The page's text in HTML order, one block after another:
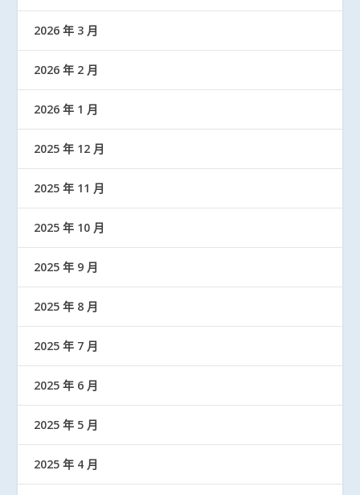
2026 年 3 月
2026 年 2 月
2026 年 1 月
2025 年 12 月
2025 年 11 月
2025 年 10 月
2025 年 9 月
2025 年 8 月
2025 年 7 月
2025 年 6 月
2025 年 5 月
2025 年 4 月